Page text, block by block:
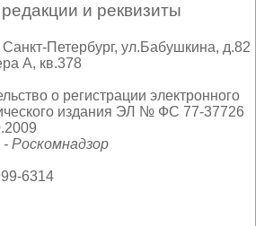
и реквизиты
Петербург, ул.Бабушкина, д.82
А, кв.378
о регистрации электронного
издания ЭЛ № ФС 77-37726
Роскомнадзор
6314